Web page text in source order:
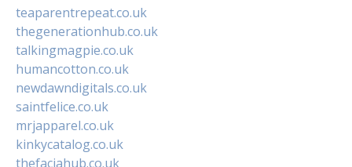
teaparentrepeat.co.uk
thegenerationhub.co.uk
talkingmagpie.co.uk
humancotton.co.uk
newdawndigitals.co.uk
saintfelice.co.uk
mrjapparel.co.uk
kinkycatalog.co.uk
thefaciahub.co.uk